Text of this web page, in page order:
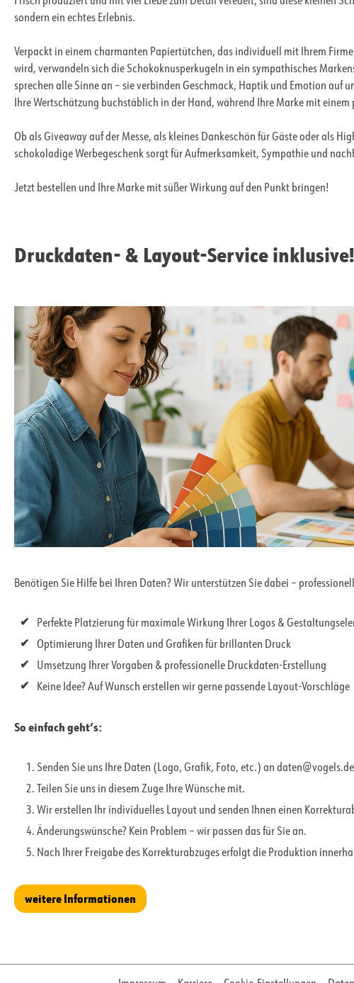
sondern ein echtes Erlebnis.
Verpackt in einem charmanten Papiertütchen, das individuell mit Ihrem
wird, verwandeln sich die Schokoknusperkugeln in ein sympathisches
sprechen alle Sinne an – sie verbinden Geschmack, Haptik und Emotion auf
Ihre Wertschätzung buchstäblich in der Hand, während Ihre Marke mit
Ob als Giveaway auf der Messe, als kleines Dankeschön für Gäste oder als
schokoladige Werbegeschenk sorgt für Aufmerksamkeit, Sympathie und
Jetzt bestellen und Ihre Marke mit süßer Wirkung auf den Punkt bringen!
Druckdaten- & Layout-Service inklusive!
Benötigen Sie Hilfe bei Ihren Daten? Wir unterstützen Sie dabei –
Perfekte Platzierung für maximale Wirkung Ihrer Logos &
Optimierung Ihrer Daten und Grafiken für brillanten Druck
Umsetzung Ihrer Vorgaben & professionelle Druckdaten-Erstellung
Keine Idee? Auf Wunsch erstellen wir gerne passende Layout-Vorschläge
So einfach geht’s:
Senden Sie uns Ihre Daten (Logo, Grafik, Foto, etc.) an daten@vogels.de
Teilen Sie uns in diesem Zuge Ihre Wünsche mit.
Wir erstellen Ihr individuelles Layout und senden Ihnen einen
Änderungswünsche? Kein Problem – wir passen das für Sie an.
Nach Ihrer Freigabe des Korrekturabzuges erfolgt die Produktion
weitere Informationen